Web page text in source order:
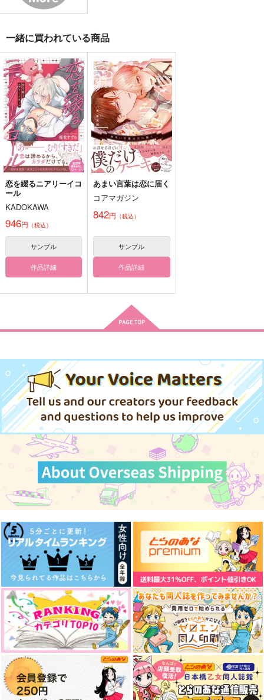
バデーニ×女夢主
作品詳細 作品詳細
きみといつまでも
夢見草
472
作品詳細
農家
315
漣伯理×六平千鉱
作品詳細
恋はモウモク、明日は
440円（税込）
轟焦凍×爆豪勝己
サンプル
作品詳細
はらへり。
1,100円（税込）
食満留三郎×潮江文次郎
サンプル
作品詳細
恋ぞつもりて
アイオライト
1,572円（税込）
蒲生慈玄×深水紫苑
サンプル
作品詳細
一緒に買われている商品
恋を綴るニアリーイコ
ール
KADOKAWA
946円 （税込）
サンプル
作品詳細
あまい言葉は恋に届く
コアマガジン
842円 （税込）
サンプル
作品詳細